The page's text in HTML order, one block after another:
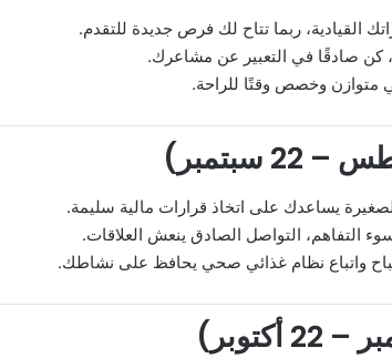
القيادية، ربما تتاح لك فرص جديدة للتقدم.
كن صادقًا في التعبير عن مشاعرك.
متوازن وخصص وقتًا للراحة.
يساعدك على اتخاذ قرارات مالية سليمة.
التفاهم، التواصل الصادق ينعش العلاقات.
واتباع نظام غذائي صحي يحافظ على نشاطك.